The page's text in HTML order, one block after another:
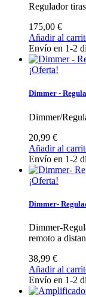
Regulador
175,00 €
Añadir al
Envío en 1-2
¡Oferta!
Dimmer -
Dimmer/
20,99 €
Añadir al
Envío en 1-2
¡Oferta!
Dimmer-
Dimmer-
remoto a
38,99 €
Añadir al
Envío en 1-2